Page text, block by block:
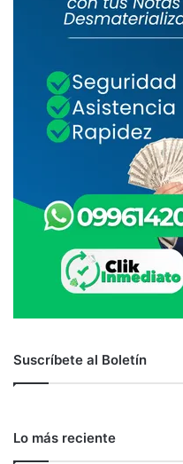
Suscríbete al Boletín
Lo más reciente